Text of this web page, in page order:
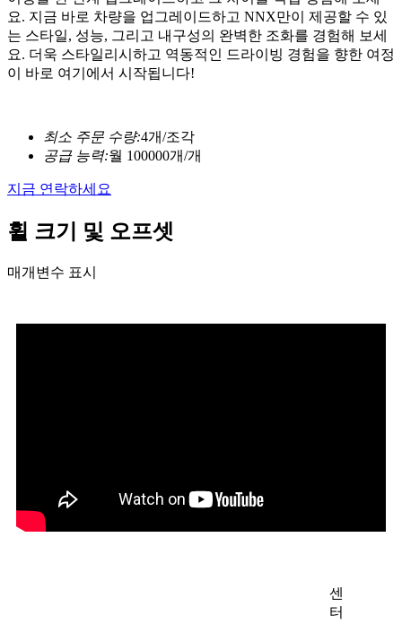
요. 지금 바로 차량을 업그레이드하고 NNX만이 제공할 수 있
는 스타일, 성능, 그리고 내구성의 완벽한 조화를 경험해 보세
요. 더욱 스타일리시하고 역동적인 드라이빙 경험을 향한 여정
이 바로 여기에서 시작됩니다!
최소 주문 수량:4개/조각
공급 능력:월 100000개/개
지금 연락하세요
휠 크기 및 오프셋
매개변수 표시
센
터